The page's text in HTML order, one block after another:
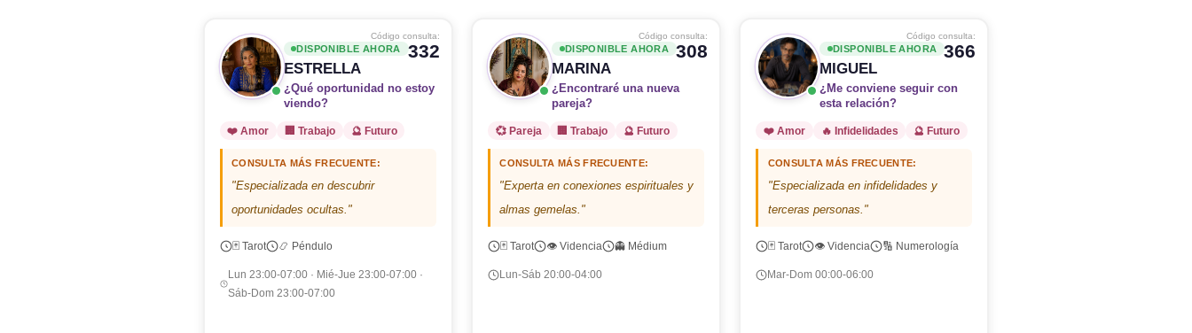
DISPONIBLE AHORA
ESTRELLA
¿Qué oportunidad no estoy
viendo?
Código consulta:
332
❤️ Amor 🏢 Trabajo 🔮 Futuro
CONSULTA MÁS FRECUENTE:
"Especializada en descubrir
oportunidades ocultas."
🃏 Tarot 📿 Péndulo
Lun 23:00-07:00 · Mié-Jue 23:00-07:00 ·
Sáb-Dom 23:00-07:00
DISPONIBLE AHORA
MARINA
¿Encontraré una nueva
pareja?
Código consulta:
308
💞 Pareja 🏢 Trabajo 🔮 Futuro
CONSULTA MÁS FRECUENTE:
"Experta en conexiones espirituales y
almas gemelas."
🃏 Tarot 👁️ Videncia 👻 Médium
Lun-Sáb 20:00-04:00
DISPONIBLE AHORA
MIGUEL
¿Me conviene seguir con
esta relación?
Código consulta:
366
❤️ Amor 🔥 Infidelidades 🔮 Futuro
CONSULTA MÁS FRECUENTE:
"Especializada en infidelidades y
terceras personas."
🃏 Tarot 👁️ Videncia 🔢 Numerología
Mar-Dom 00:00-06:00